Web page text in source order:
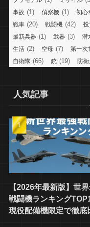
事故 (1) 偵察機 (1) 初心
戦車 (20) 戦闘機 (42)
最新兵器 (1) 武器 (3) 潜
生活 (2) 空母 (7) 第一次
自衛隊 (66) 銃 (19) 防
人気記事
【2026年最新版】世
戦闘機ランキング
現役配備機限定で徹底